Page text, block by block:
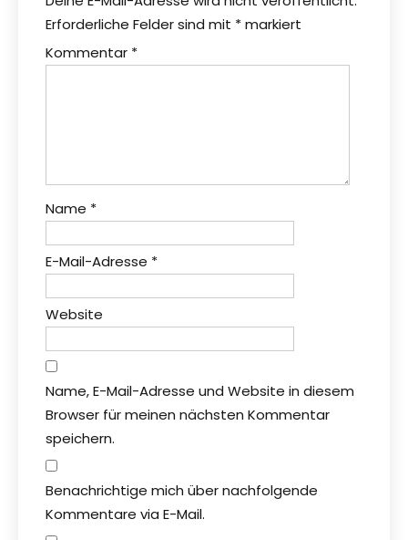
Erforderliche Felder sind mit *markiert
Kommentar *
Name *
E-Mail-Adresse *
Website
Name, E-Mail-Adresse und Website in diesem
Browser für meinen nächsten Kommentar
speichern.
Benachrichtige mich über nachfolgende
Kommentare via E-Mail.